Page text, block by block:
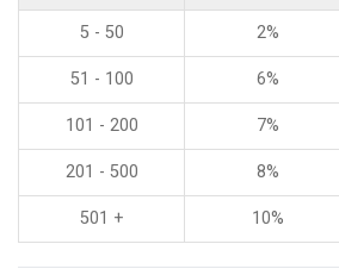
5 - 50 2%
51 - 100 6%
101 - 200 7%
201 - 500 8%
501 + 10%